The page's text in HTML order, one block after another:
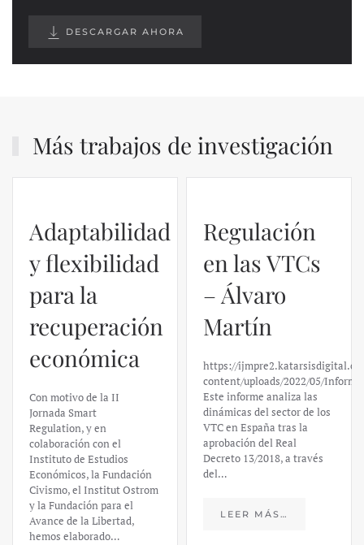
DESCARGAR AHORA
Más trabajos de investigación
Adaptabilidad
y flexibilidad
para la
recuperación
económica
Con motivo de la II
Jornada Smart
Regulation, y en
colaboración con el
Instituto de Estudios
Económicos, la Fundación
Civismo, el Institut Ostrom
y la Fundación para el
Avance de la Libertad,
hemos elaborado…
Regulación
en las VTCs
– Álvaro
Martín
https://
content/uploads/2022/05/
Este informe analiza las
dinámicas del sector de los
VTC en España tras la
aprobación del Real
Decreto 13/2018, a través
del…
LEER MÁS…